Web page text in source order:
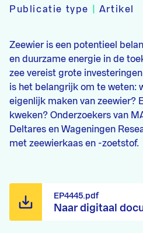
Publicatie type
Artikel
Zeewier is een potentieel
en duurzame energie in de
zee vereist grote
is het belangrijk om te weten:
eigenlijk maken van zeewier?
kweken? Onderzoekers van
Deltares en Wageningen
met zeewierkaas en -zoetstof.
Naar digitaal
EP4445.pdf